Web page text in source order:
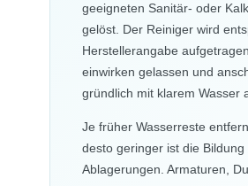
geeigneten Sanitär- oder
gelöst. Der Reiniger wird
Herstellerangabe
einwirken gelassen und
gründlich mit klarem Wasser
Je früher Wasserreste
desto geringer ist die Bildung
Ablagerungen. Armaturen,